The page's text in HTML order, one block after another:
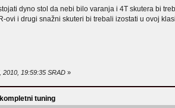
dyno stol da nebi bilo varanja i 4T skutera bi
ovi i drugi snažni skuteri bi trebali izostati u ovoj
2010, 19:59:35 SRAD»
tuning